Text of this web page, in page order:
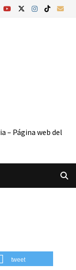
– Página web del
tweet